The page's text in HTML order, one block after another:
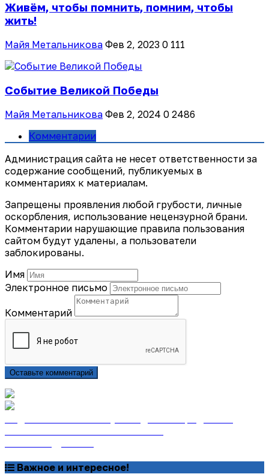
Живём, чтобы помнить, помним, чтобы
жить!
Майя Метальникова Фев 2, 2023 0 111
Событие Великой Победы
Майя Метальникова Фев 2, 2024 0 2486
Комментарии
Администрация сайта не несет ответственности за
содержание сообщений, публикуемых в
комментариях к материалам.
Запрещены проявления любой грубости, личные
оскорбления, использование нецензурной брани.
Комментарии нарушающие правила пользования
сайтом будут удалены, а пользователи
заблокированы.
Имя
Электронное письмо
Комментарий
Оставьте комментарий
Важное и интересное!